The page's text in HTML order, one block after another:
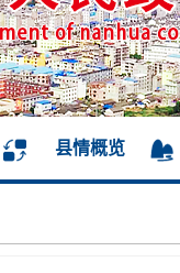
县情概览